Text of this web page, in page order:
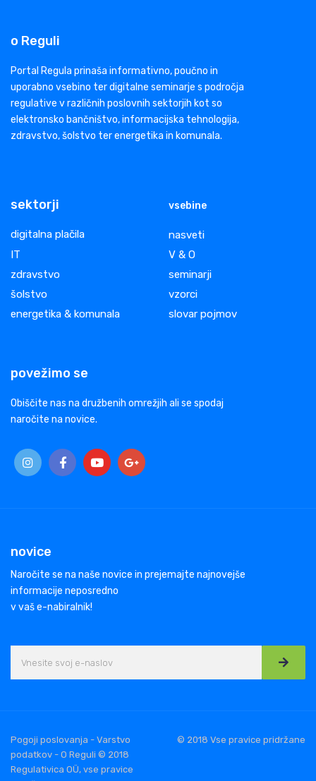
o Reguli
Portal Regula prinaša informativno, poučno in
uporabno vsebino ter digitalne seminarje s področja
regulative v različnih poslovnih sektorjih kot so
elektronsko bančništvo, informacijska tehnologija,
zdravstvo, šolstvo ter energetika in komunala.
sektorji
digitalna plačila
IT
zdravstvo
šolstvo
energetika & komunala
vsebine
nasveti
V & O
seminarji
vzorci
slovar pojmov
povežimo se
Obiščite nas na družbenih omrežjih ali se spodaj
naročite na novice.
novice
Naročite se na naše novice in prejemajte najnovejše
informacije neposredno
v vaš e-nabiralnik!
Pogoji poslovanja - Varstvo
podatkov - O Reguli © 2018
Regulativica OÜ, vse pravice
© 2018 Vse pravice pridržane